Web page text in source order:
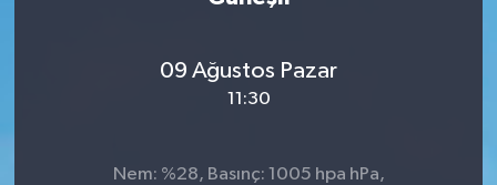
09 Ağustos Pazar
11:30
Nem: %28, Basınç: 1005 hpa hPa,